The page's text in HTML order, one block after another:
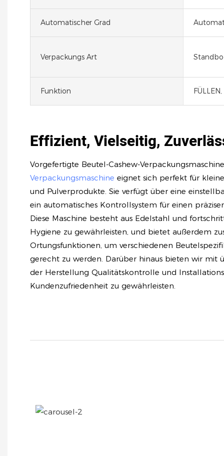
Automatischer Grad
Verpackungs Art
Funktion
Effizient, Vielseitig,
Vorgefertigte Beutel-Cashew-
Verpackungsmaschine eignet sich perfekt für
und Pulverprodukte. Sie verfügt über eine
ein automatisches Kontrollsystem für einen
Diese Maschine besteht aus Edelstahl und
Hygiene zu gewährleisten, und bietet außerdem
Ortungsfunktionen, um verschiedenen
gerecht zu werden. Darüber hinaus bieten wir mit
der Herstellung Qualitätskontrolle und
Kundenzufriedenheit zu gewährleisten.